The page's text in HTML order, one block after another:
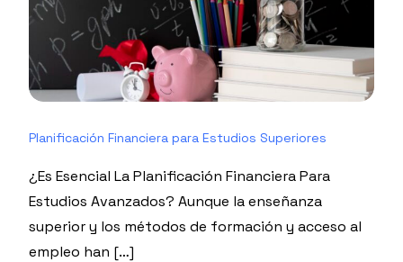
Planificación Financiera para Estudios Superiores
¿Es Esencial La Planificación Financiera Para
Estudios Avanzados? Aunque la enseñanza
superior y los métodos de formación y acceso al
empleo han […]